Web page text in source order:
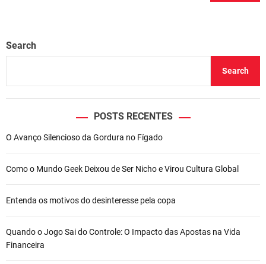
Search
Search
POSTS RECENTES
O Avanço Silencioso da Gordura no Fígado
Como o Mundo Geek Deixou de Ser Nicho e Virou Cultura Global
Entenda os motivos do desinteresse pela copa
Quando o Jogo Sai do Controle: O Impacto das Apostas na Vida
Financeira